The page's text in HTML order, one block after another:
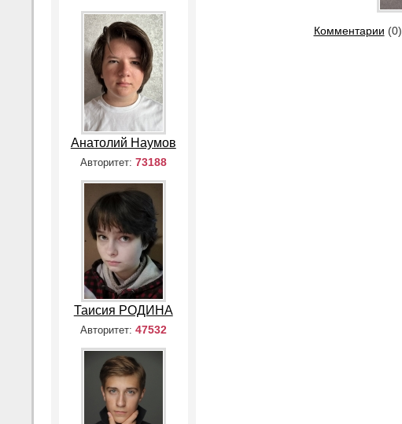
Комментарии (0)
Анатолий Наумов
Авторитет: 73188
Таисия РОДИНА
Авторитет: 47532